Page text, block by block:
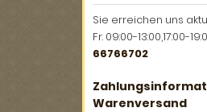
Sie erreichen uns
Fr. 09:00-13:00,17:00-
66766702
Warenversand